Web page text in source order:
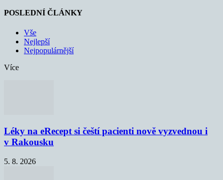
POSLEDNÍ ČLÁNKY
Vše
Nejlepší
Nejpopulárnější
Více
Léky na eRecept si čeští pacienti nově vyzvednou i
v Rakousku
5. 8. 2026